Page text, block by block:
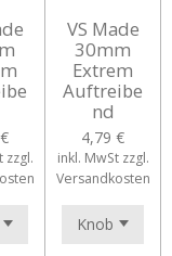
zzgl.
VS Made
30mm
Extrem
Auftreibe
nd
4,79 €
inkl. MwSt zzgl.
Versandkosten